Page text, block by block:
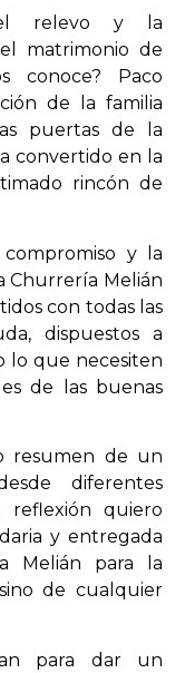
el relevo y la
matrimonio de
conoce? Paco
de la familia
puertas de la
convertido en la
rincón de
y la
Churrería Melián
con todas las
dispuestos a
lo que necesiten
de las buenas
resumen de un
diferentes
quiero
y entregada
Melián para la
de cualquier
para dar un